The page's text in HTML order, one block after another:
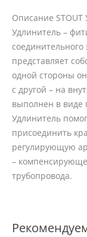
Описание
Удлинитель –
представляет
одной стороны
с другой – на
выполнен в виде
Удлинитель
присоединить
регулирующую
–
трубопровода.